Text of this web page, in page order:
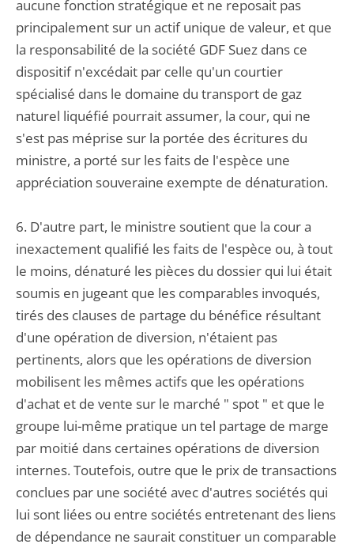
aucune fonction stratégique et ne reposait pas
principalement sur un actif unique de valeur, et que
la responsabilité de la société GDF Suez dans ce
dispositif n'excédait par celle qu'un courtier
spécialisé dans le domaine du transport de gaz
naturel liquéfié pourrait assumer, la cour, qui ne
s'est pas méprise sur la portée des écritures du
ministre, a porté sur les faits de l'espèce une
appréciation souveraine exempte de dénaturation.
6. D'autre part, le ministre soutient que la cour a
inexactement qualifié les faits de l'espèce ou, à tout
le moins, dénaturé les pièces du dossier qui lui était
soumis en jugeant que les comparables invoqués,
tirés des clauses de partage du bénéfice résultant
d'une opération de diversion, n'étaient pas
pertinents, alors que les opérations de diversion
mobilisent les mêmes actifs que les opérations
d'achat et de vente sur le marché " spot " et que le
groupe lui-même pratique un tel partage de marge
par moitié dans certaines opérations de diversion
internes. Toutefois, outre que le prix de transactions
conclues par une société avec d'autres sociétés qui
lui sont liées ou entre sociétés entretenant des liens
de dépendance ne saurait constituer un comparable